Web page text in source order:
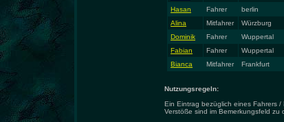
Hasan
Fahrer berlin
Alina
Mitfahrer Würzburg
Dominik
Fahrer Wuppertal
Fabian
Fahrer Wuppertal
Bianca
Mitfahrer Frankfurt
Nutzungsregeln:
Ein Eintrag bezüglich eines Fahrers
Verstöße sind im Bemerkungsfeld zu